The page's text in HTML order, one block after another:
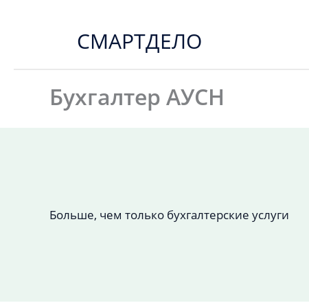
содержимомуСМАРТДЕЛО
Бухгалтер АУСН
Больше, чем только бухгалтерские услуги